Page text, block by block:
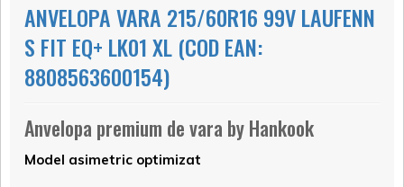
ANVELOPA VARA 215/60R16 99V LAUFENN
S FIT EQ+ LK01 XL (COD EAN:
8808563600154)
Anvelopa premium de vara by Hankook
Model asimetric optimizat